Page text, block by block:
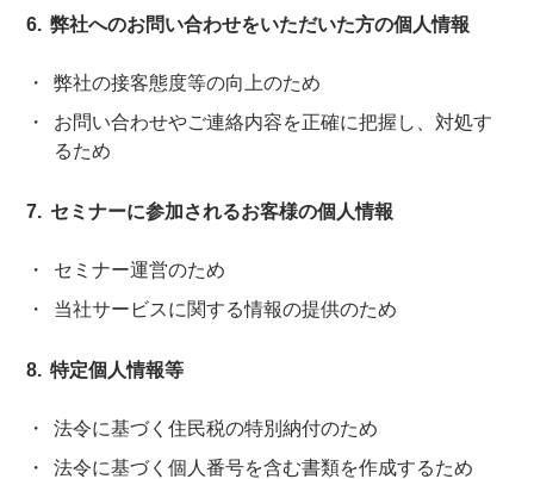
弊社へのお問い合わせをいただいた方の個人情報
弊社の接客態度等の向上のため
お問い合わせやご連絡内容を正確に把握し、対処す
るため
セミナーに参加されるお客様の個人情報
セミナー運営のため
当社サービスに関する情報の提供のため
特定個人情報等
法令に基づく住民税の特別納付のため
法令に基づく個人番号を含む書類を作成するため